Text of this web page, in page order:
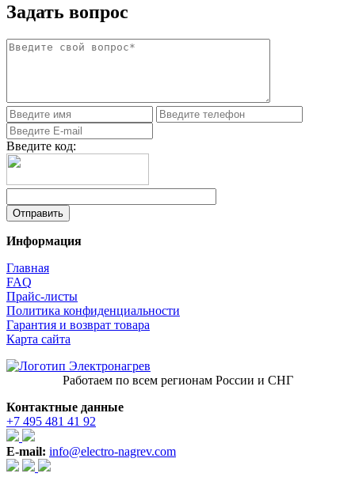
Задать вопрос
Введите код:
Информация
Главная
FAQ
Прайс-листы
Политика конфиденциальности
Гарантия и возврат товара
Карта сайта
Работаем по всем регионам России и СНГ
Контактные данные
+7 495 481 41 92
E-mail: info@electro-nagrev.com